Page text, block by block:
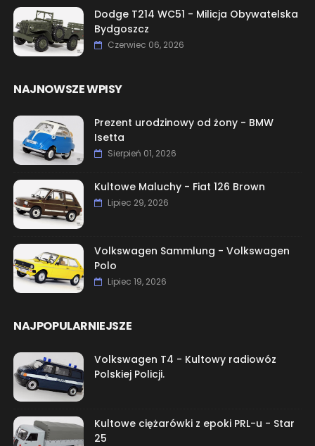
Dodge T214 WC51 - Milicja Obywatelska
Bydgoszcz
Czerwiec 06, 2026
NAJNOWSZE WPISY
Prezent urodzinowy od żony - BMW
Isetta
Sierpień 01, 2026
Kultowe Maluchy - Fiat 126 Brown
Lipiec 29, 2026
Volkswagen Sammlung - Volkswagen
Polo
Lipiec 19, 2026
NAJPOPULARNIEJSZE
Volkswagen T4 - Kultowy radiowóz
Polskiej Policji.
Kultowe ciężarówki z epoki PRL-u - Star
25